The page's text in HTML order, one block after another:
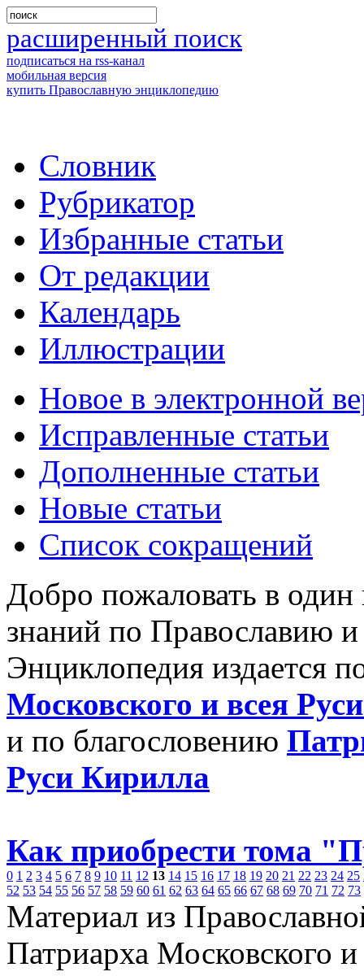
расширенный поиск
подписаться на rss-канал
мобильная версия
купить Православную энциклопедию
Словник
Рубрикатор
Избранные статьи
От редакции
Календарь
Иллюстрации
Новое в электронной
Исправленные статьи
Дополненные статьи
Новые статьи
Список сокращений
Добро пожаловать в
знаний по Православию
Энциклопедия издается
Московского и всея
и по благословению
Руси Кирилла
Как приобрести тома
0 1 2 3 4 5 6 7 8 9 10 11 12 13 14 15 16 17 18 19 20 21 22 23 24 25
52 53 54 55 56 57 58 59 60 61 62 63 64 65 66 67 68 69 70 71 72 73
Материал из
Патриарха Московского